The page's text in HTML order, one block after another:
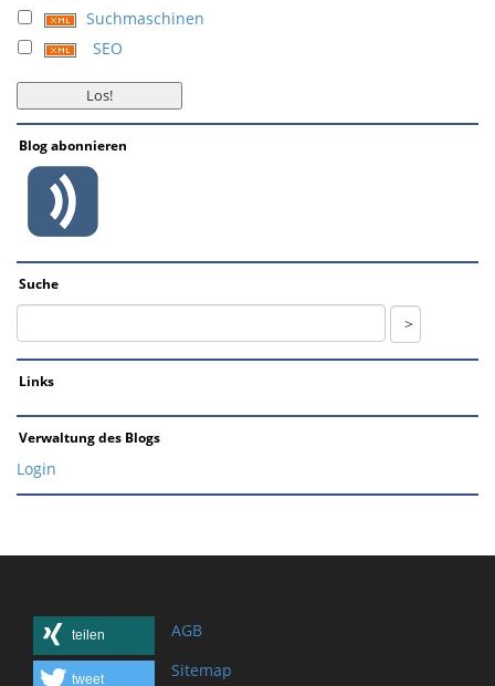
Suchmaschinen
SEO
Blog abonnieren
Suche
Links
Verwaltung des Blogs
Login
teilen
tweet
AGB
Sitemap